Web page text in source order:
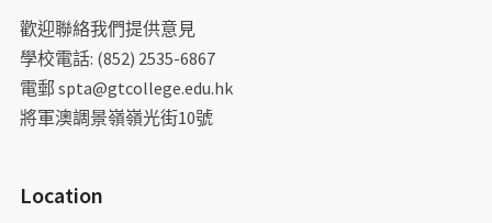
歡迎聯絡我們提供意見
學校電話: (852) 2535-6867
電郵 spta@gtcollege.edu.hk
將軍澳調景嶺嶺光街10號
Location